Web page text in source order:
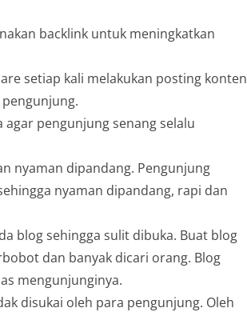
backlink untuk meningkatkan
setiap kali melakukan posting konten
pengunjung senang selalu
nyaman dipandang. Pengunjung
nyaman dipandang, rapi dan
blog sehingga sulit dibuka. Buat blog
dan banyak dicari orang. Blog
mengunjunginya.
disukai oleh para pengunjung. Oleh